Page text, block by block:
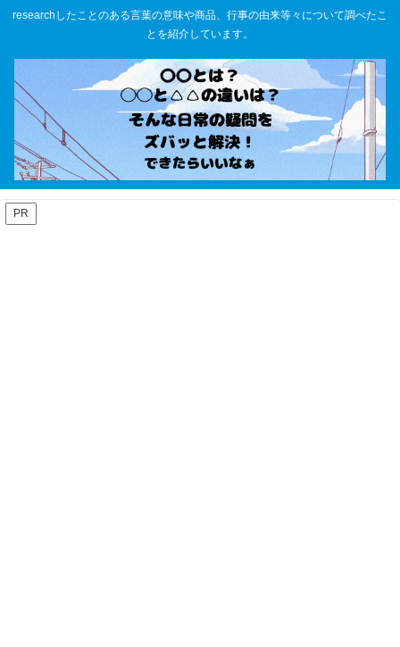
researchしたことのある言葉の意味や商品、行事の由来等々について調べたこ
とを紹介しています。
PR